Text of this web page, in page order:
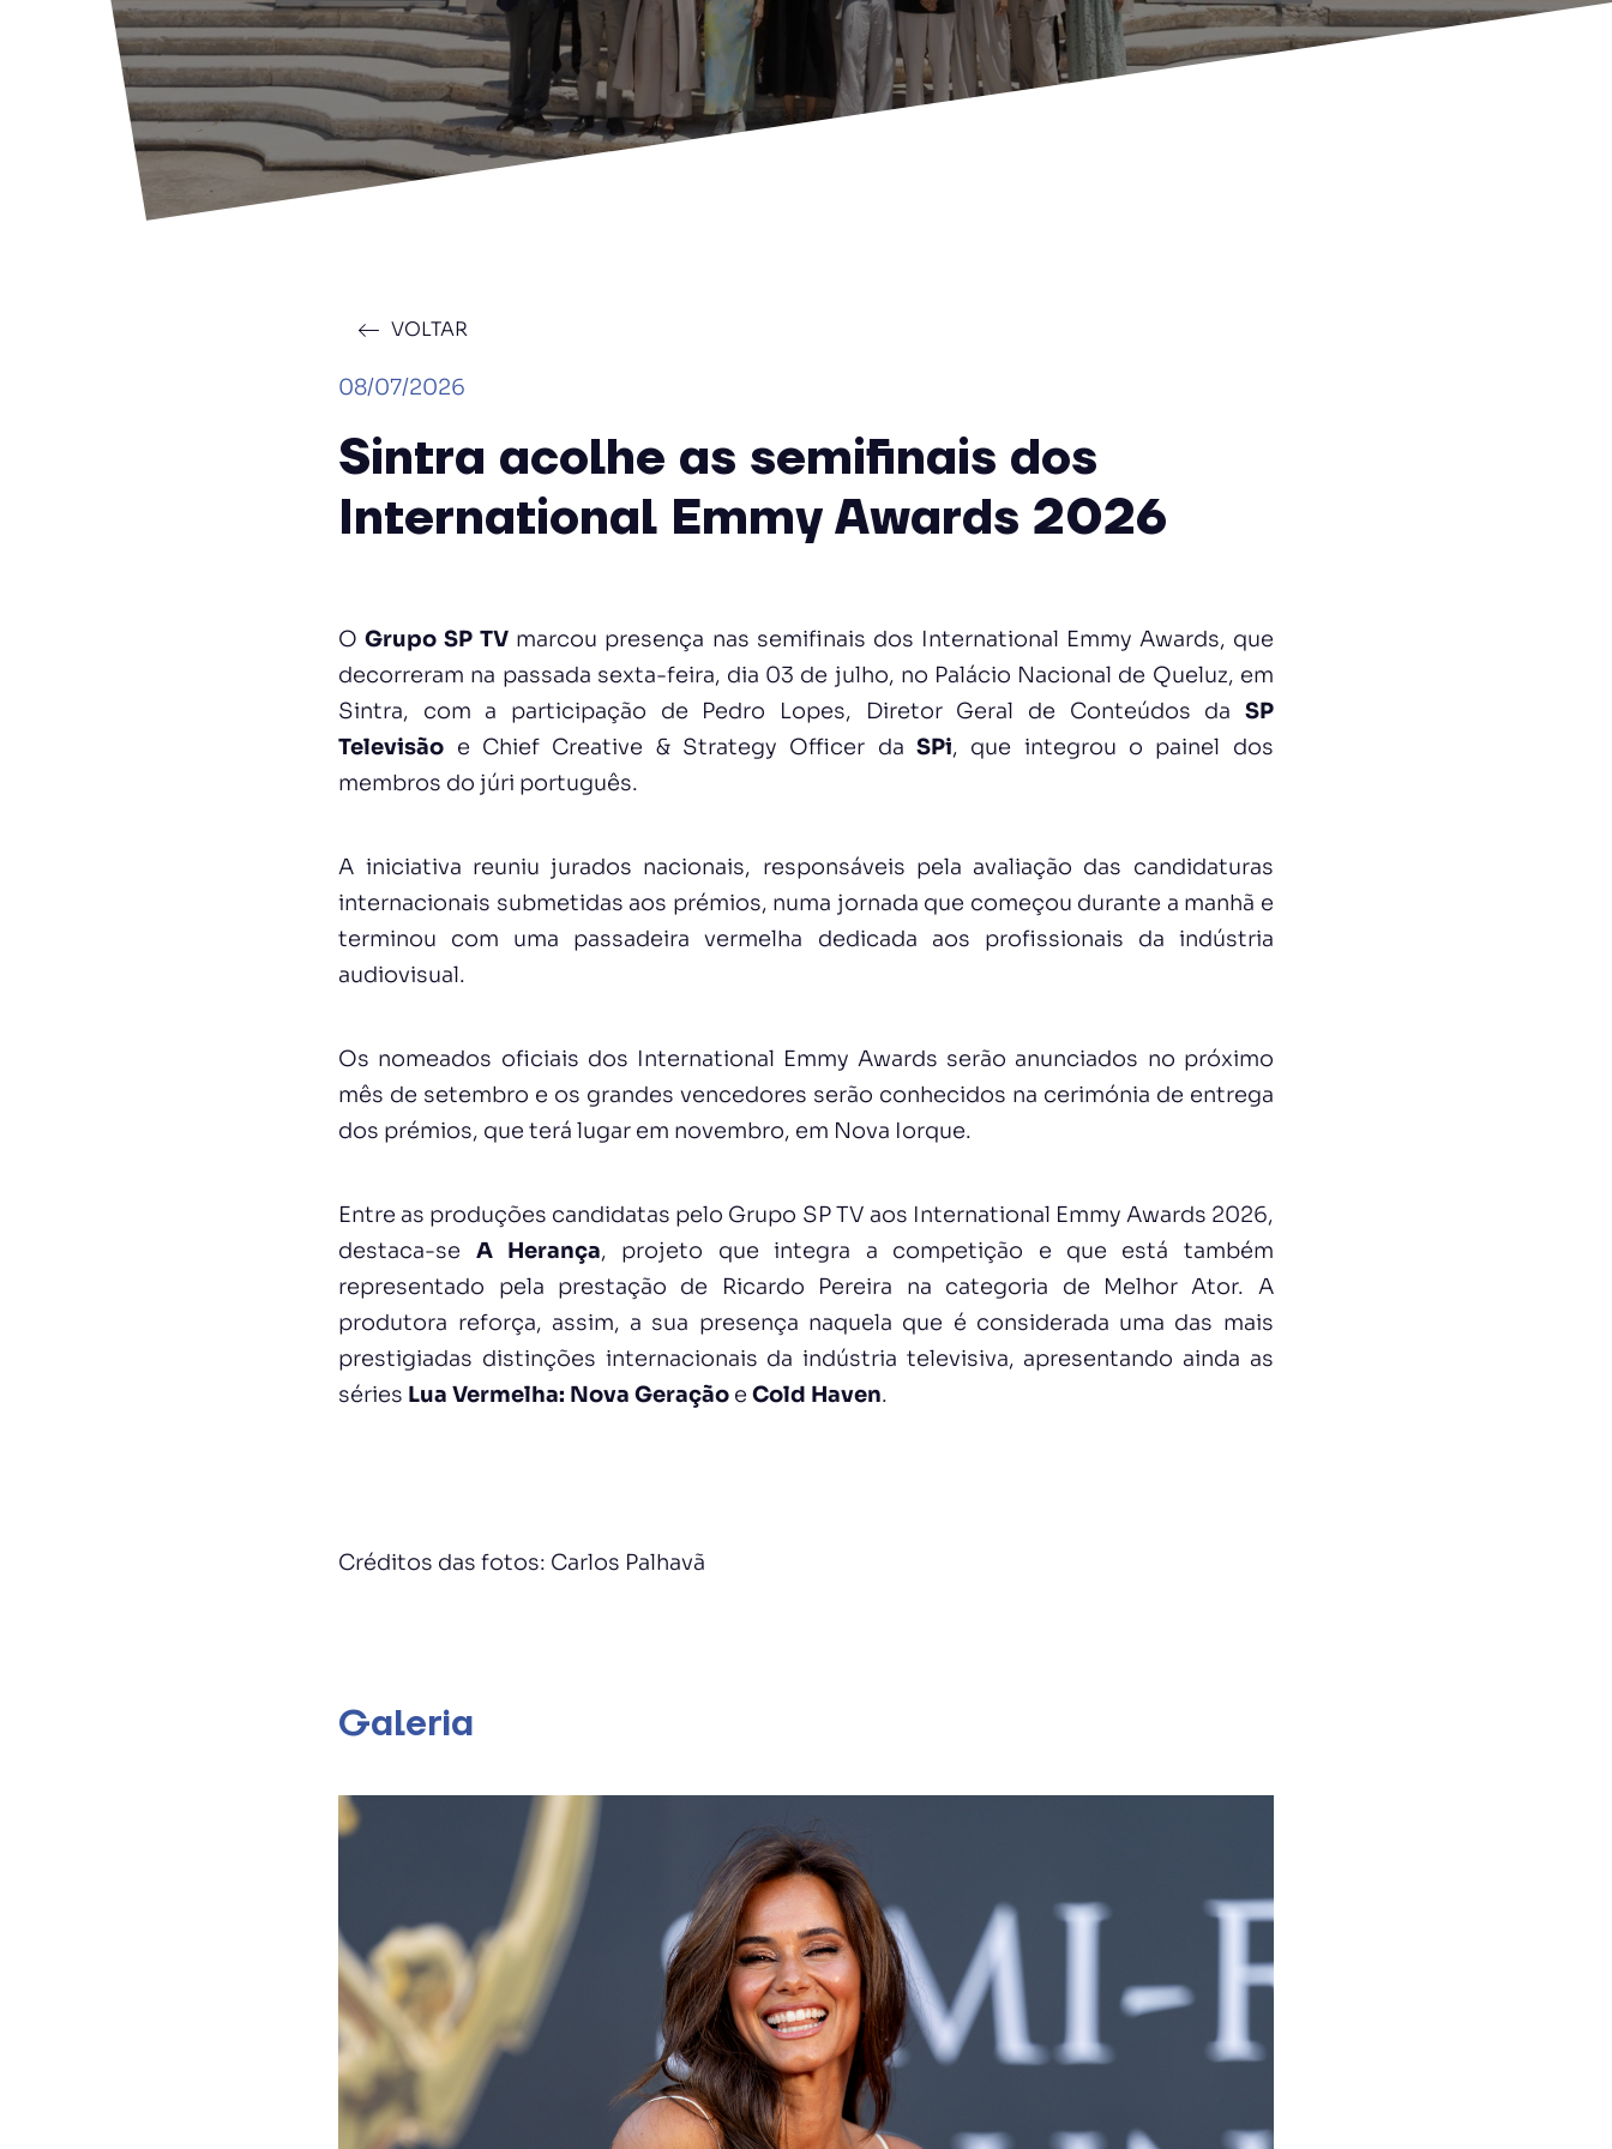
VOLTAR
08/07/2026
Sintra acolhe as semifinais dos
International Emmy Awards 2026
OGrupo SP TV marcou presença nas semifinais dos International Emmy Awards, que
decorreram na passada sexta-feira, dia 03 de julho, no Palácio Nacional de Queluz, em
Sintra, com a participação de Pedro Lopes, Diretor Geral de Conteúdos da SP
Televisão e Chief Creative & Strategy Officer daSPi, que integrou o painel dos
membros do júri português.
A iniciativa reuniu jurados nacionais, responsáveis pela avaliação das candidaturas
internacionais submetidas aos prémios, numa jornada que começou durante a manhã e
terminou com uma passadeira vermelha dedicada aos profissionais da indústria
audiovisual.
Os nomeados oficiais dos International Emmy Awards serão anunciados no próximo
mês de setembro e os grandes vencedores serão conhecidos na cerimónia de entrega
dos prémios, que terá lugar em novembro, em Nova Iorque.
Entre as produções candidatas pelo Grupo SP TV aos International Emmy Awards 2026,
destaca-se A Herança, projeto que integra a competição e que está também
representado pela prestação de Ricardo Pereira na categoria de Melhor Ator. A
produtora reforça, assim, a sua presença naquela que é considerada uma das mais
prestigiadas distinções internacionais da indústria televisiva, apresentando ainda as
séries Lua Vermelha: Nova Geração eCold Haven.
Créditos das fotos: Carlos Palhavã
Galeria